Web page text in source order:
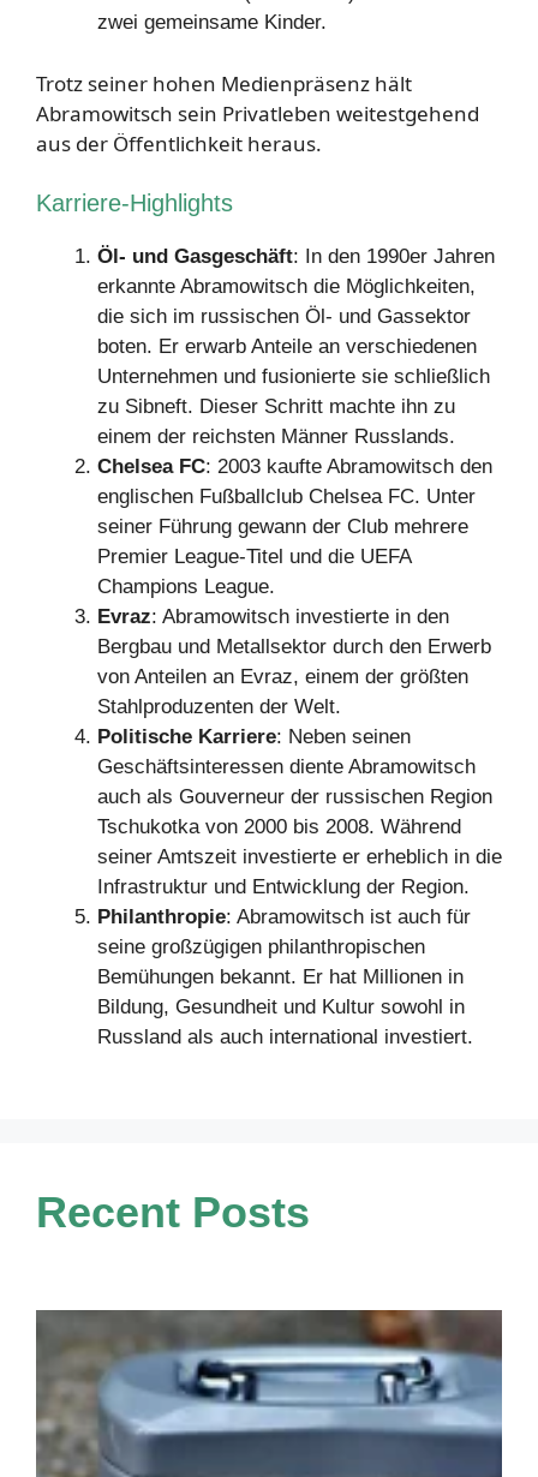
zwei gemeinsame Kinder.
Trotz seiner hohen Medienpräsenz hält
Abramowitsch sein Privatleben weitestgehend
aus der Öffentlichkeit heraus.
Karriere-Highlights
Öl- und Gasgeschäft: In den 1990er Jahren
erkannte Abramowitsch die Möglichkeiten,
die sich im russischen Öl- und Gassektor
boten. Er erwarb Anteile an verschiedenen
Unternehmen und fusionierte sie schließlich
zu Sibneft. Dieser Schritt machte ihn zu
einem der reichsten Männer Russlands.
Chelsea FC: 2003 kaufte Abramowitsch den
englischen Fußballclub Chelsea FC. Unter
seiner Führung gewann der Club mehrere
Premier League-Titel und die UEFA
Champions League.
Evraz: Abramowitsch investierte in den
Bergbau und Metallsektor durch den Erwerb
von Anteilen an Evraz, einem der größten
Stahlproduzenten der Welt.
Politische Karriere: Neben seinen
Geschäftsinteressen diente Abramowitsch
auch als Gouverneur der russischen Region
Tschukotka von 2000 bis 2008. Während
seiner Amtszeit investierte er erheblich in die
Infrastruktur und Entwicklung der Region.
Philanthropie: Abramowitsch ist auch für
seine großzügigen philanthropischen
Bemühungen bekannt. Er hat Millionen in
Bildung, Gesundheit und Kultur sowohl in
Russland als auch international investiert.
Recent Posts